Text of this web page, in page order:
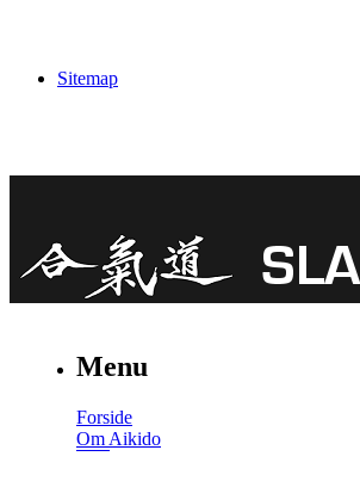
Sitemap
Menu
Forside
Om Aikido